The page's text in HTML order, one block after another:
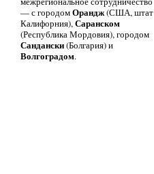
— с городомОрандж(США, штат
Калифорния),Саранском
(Республика Мордовия), городом
Сандански(Болгария) и
Волгоградом.